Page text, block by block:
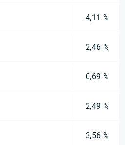
4,11 %
2,46 %
0,69 %
2,49 %
3,56 %